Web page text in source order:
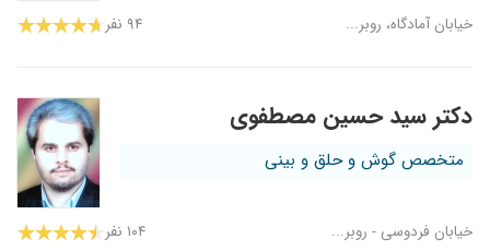
خیابان آمادگاه، روبر... ۹۴ نفر
دکتر سید حسین مصطفوی
متخصص گوش و حلق و بینی
خیابان فردوسی - روبر... ۱۰۴ نفر